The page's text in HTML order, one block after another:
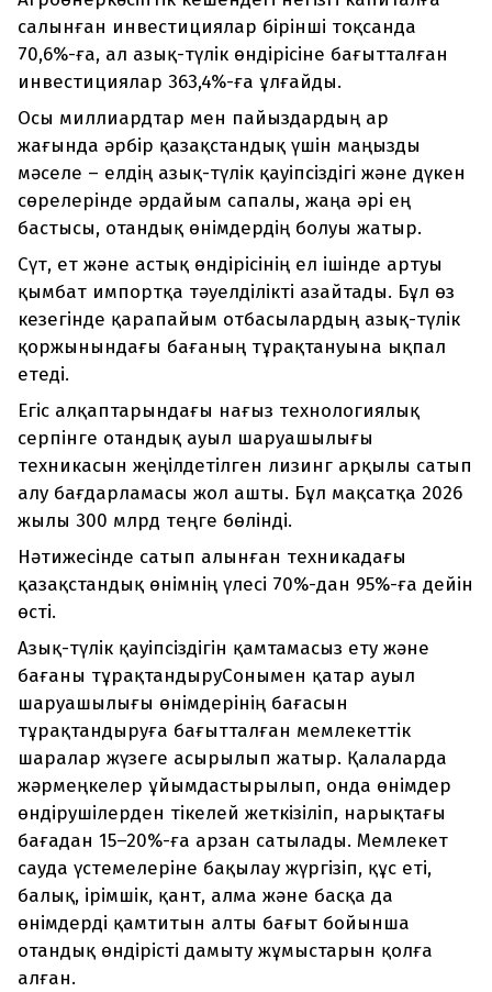
салынған инвестициялар бірінші тоқсанда
70,6%-ға, ал азық-түлік өндірісіне бағытталған
инвестициялар 363,4%-ға ұлғайды.
Осы миллиардтар мен пайыздардың ар
жағында әрбір қазақстандық үшін маңызды
мәселе – елдің азық-түлік қауіпсіздігі және дүкен
сөрелерінде әрдайым сапалы, жаңа әрі ең
бастысы, отандық өнімдердің болуы жатыр.
Сүт, ет және астық өндірісінің ел ішінде артуы
қымбат импортқа тәуелділікті азайтады. Бұл өз
кезегінде қарапайым отбасылардың азық-түлік
қоржынындағы бағаның тұрақтануына ықпал
етеді.
Егіс алқаптарындағы нағыз технологиялық
серпінге отандық ауыл шаруашылығы
техникасын жеңілдетілген лизинг арқылы сатып
алу бағдарламасы жол ашты. Бұл мақсатқа 2026
жылы 300 млрд теңге бөлінді.
Нәтижесінде сатып алынған техникадағы
қазақстандық өнімнің үлесі 70%-дан 95%-ға дейін
өсті.
Азық-түлік қауіпсіздігін қамтамасыз ету және
бағаны тұрақтандыруСонымен қатар ауыл
шаруашылығы өнімдерінің бағасын
тұрақтандыруға бағытталған мемлекеттік
шаралар жүзеге асырылып жатыр. Қалаларда
жәрмеңкелер ұйымдастырылып, онда өнімдер
өндірушілерден тікелей жеткізіліп, нарықтағы
бағадан 15–20%-ға арзан сатылады. Мемлекет
сауда үстемелеріне бақылау жүргізіп, құс еті,
балық, ірімшік, қант, алма және басқа да
өнімдерді қамтитын алты бағыт бойынша
отандық өндірісті дамыту жұмыстарын қолға
алған.